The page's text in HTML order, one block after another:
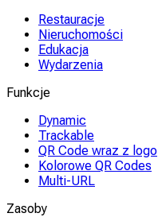
Restauracje
Nieruchomości
Edukacja
Wydarzenia
Funkcje
Dynamic
Trackable
QR Code wraz z logo
Kolorowe QR Codes
Multi-URL
Zasoby